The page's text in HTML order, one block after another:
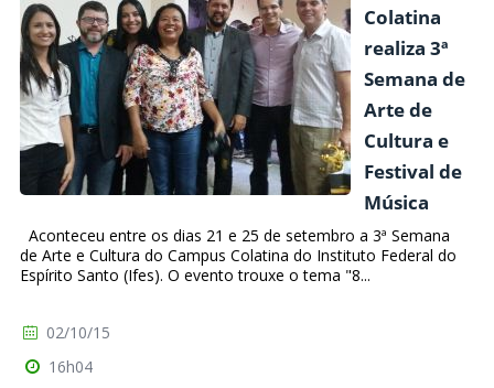
Colatina
realiza 3ª
Semana de
Arte de
Cultura e
Festival de
Música
Aconteceu entre os dias 21 e 25 de setembro a 3ª Semana
de Arte e Cultura do Campus Colatina do Instituto Federal do
Espírito Santo (Ifes). O evento trouxe o tema "8...
02/10/15
16h04